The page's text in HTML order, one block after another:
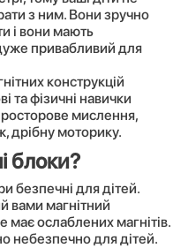
з ним. Вони зручно
і вони мають
привабливий для
конструкцій
та фізичні навички
мислення,
дрібну моторику.
блоки?
безпечні для дітей.
вами магнітний
має ослаблених магнітів.
небезпечно для дітей.